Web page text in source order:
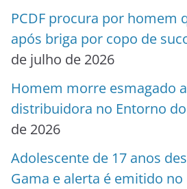
PCDF procura por homem
após briga por copo de
de julho de 2026
Homem morre esmagado
distribuidora no Entorno
de 2026
Adolescente de 17 anos
Gama e alerta é emitido no